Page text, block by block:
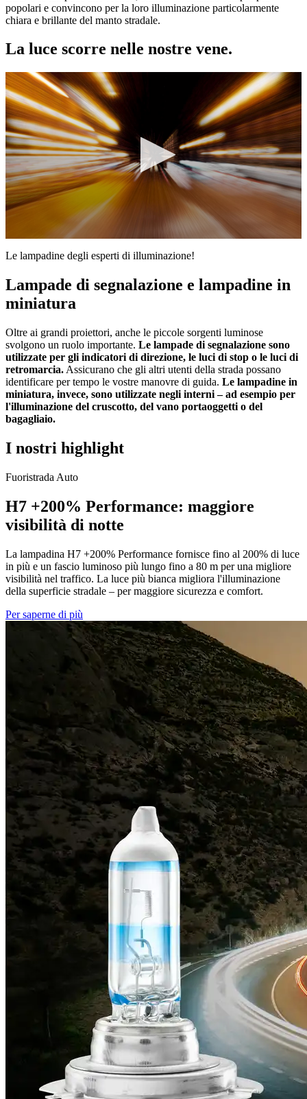
popolari e convincono per la loro illuminazione particolarmente
chiara e brillante del manto stradale.
La luce scorre nelle nostre vene.
secondi
secondi
Le lampadine degli esperti di illuminazione!
Lampade di segnalazione e lampadine in
miniatura
Oltre ai grandi proiettori, anche le piccole sorgenti luminose
svolgono un ruolo importante. Le lampade di segnalazione sono
utilizzate per gli indicatori di direzione, le luci di stop o le luci di
retromarcia. Assicurano che gli altri utenti della strada possano
identificare per tempo le vostre manovre di guida. Le lampadine in
miniatura, invece, sono utilizzate negli interni – ad esempio per
l'illuminazione del cruscotto, del vano portaoggetti o del
bagagliaio.
I nostri highlight
Fuoristrada Auto
H7 +200% Performance: maggiore
visibilità di notte
La lampadina H7 +200% Performance fornisce fino al 200% di luce
in più e un fascio luminoso più lungo fino a 80 m per una migliore
visibilità nel traffico. La luce più bianca migliora l'illuminazione
della superficie stradale – per maggiore sicurezza e comfort.
Per saperne di più